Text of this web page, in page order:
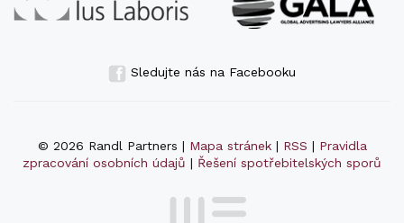
Sledujte nás na Facebooku
© 2026 Randl Partners | Mapa stránek| RSS | Pravidla
zpracování osobních údajů | Řešení spotřebitelských sporů